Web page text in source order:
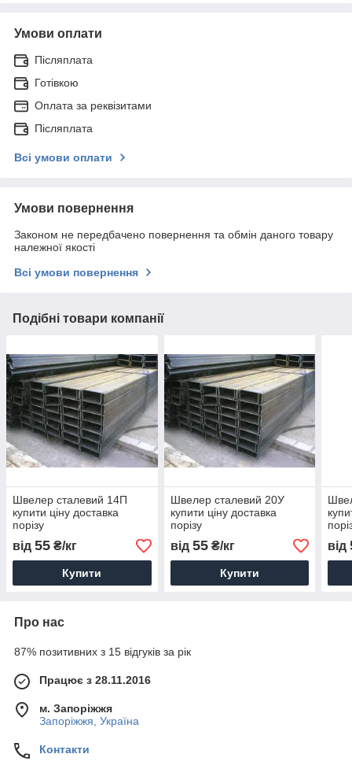
Умови оплати
Післяплата
Готівкою
Оплата за реквізитами
Післяплата
Всі умови оплати
Умови повернення
Законом не передбачено повернення та обмін даного товару
належної якості
Всі умови повернення
Подібні товари компанії
Швелер сталевий 14П
купити ціну доставка
порізу
від 55 ₴/кг
Купити
Швелер сталевий 20У
купити ціну доставка
порізу
від 55₴/кг
Купити
від
Про нас
87% позитивних з 15 відгуків за рік
Працює з 28.11.2016
м. Запоріжжя
Запоріжжя, Україна
Контакти